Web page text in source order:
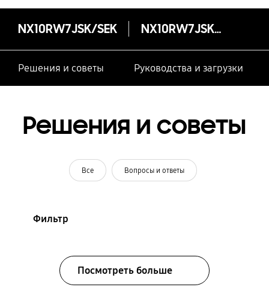
NX10RW7JSK/SEK NX10RW7JSK/SEK
Решения и советы Руководства и загрузки
Решения и советы
Все Вопросы и ответы
Фильтр
Посмотреть больше